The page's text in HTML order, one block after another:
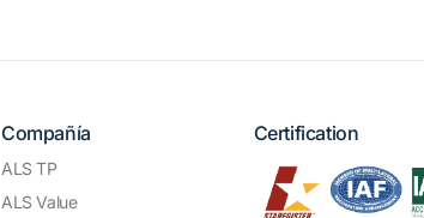
Compañía
ALS TP
ALS Value
Certification